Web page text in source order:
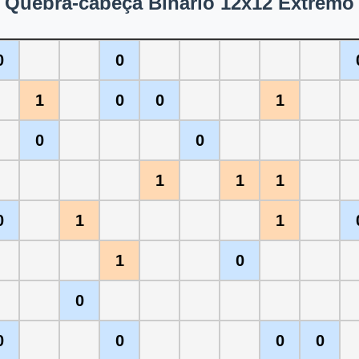
0
1 0 0 1
0 0
1 1 1
1 1
1 0
0
0 0 0